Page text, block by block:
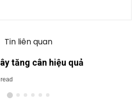
Tin liên quan
tăng cân hiệu quả